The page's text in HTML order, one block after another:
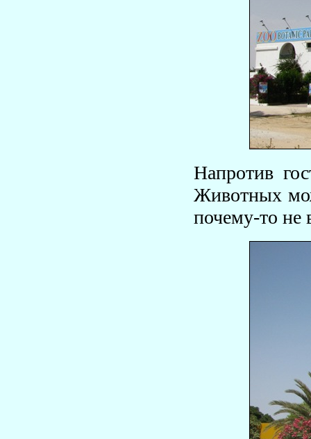
Напротив
Животных
почему-то не